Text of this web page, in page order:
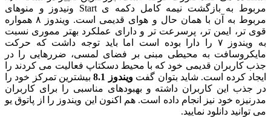
مربوط به بازگشت نیمه کامل دکمه ی Start ونیدوز و منوهای
مربوط به آن با همان حال و هوای قدیمی است. ویندوز ۸ همواره
ایمن تر، پرسرعت تر و دارای عملکرد بهتر مموری نسبت
به ویندوز ۷ را دارا بوده است اما باید توجه داشت که حرکت
به محیطی مبنی بر فضای لمسی، ضررهایی را در
قدیمی خود که با محیط دسکتاپ فعالیت می کردند را
کرده است. شاید بتوان گفتویندوز 8.1
بیشترین تمرکز خود را
این کاربران داشته و بهبودهای مناسبی را برای کاربران
خود نیز انجام داده است. هم اکنون این ویندوز را از پاتوق یو
دانلود نمایید.